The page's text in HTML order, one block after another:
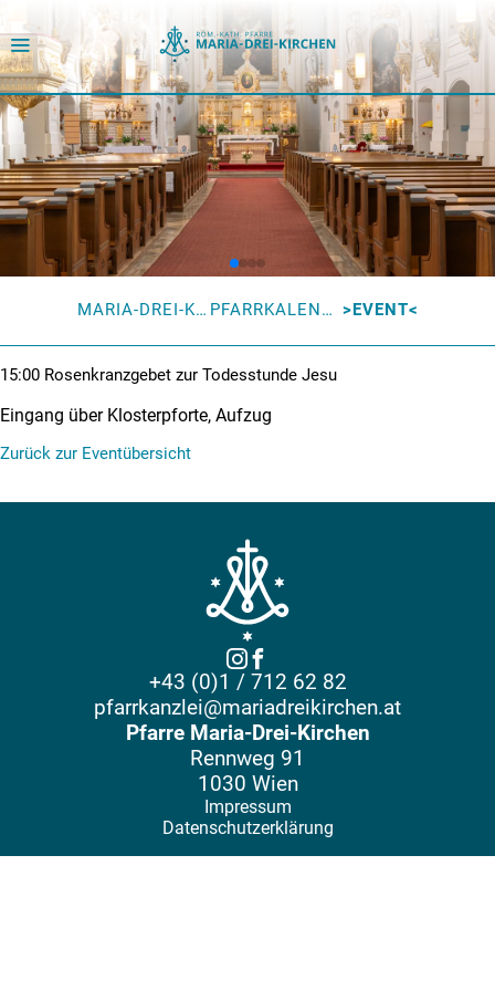
MARIA-DREI-KIRCHEN PFARRKALENDER EVENT
15:00 Rosenkranzgebet zur Todesstunde Jesu
Eingang über Klosterpforte, Aufzug
Zurück zur Eventübersicht
+43 (0)1 / 712 62 82
pfarrkanzlei@mariadreikirchen.at
Pfarre Maria-Drei-Kirchen
Rennweg 91
1030 Wien
Impressum
Datenschutzerklärung